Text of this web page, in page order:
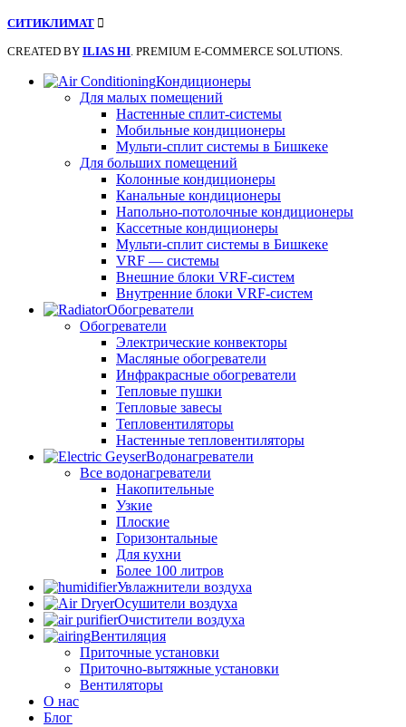
СИТИКЛИМАТ
CREATED BY ILIAS HI. PREMIUM E-COMMERCE SOLUTIONS.
Кондиционеры
Для малых помещений
Настенные сплит-системы
Мобильные кондиционеры
Мульти-сплит системы в Бишкеке
Для больших помещений
Колонные кондиционеры
Канальные кондиционеры
Напольно-потолочные кондиционеры
Кассетные кондиционеры
Мульти-сплит системы в Бишкеке
VRF — системы
Внешние блоки VRF-систем
Внутренние блоки VRF-систем
Обогреватели
Обогреватели
Электрические конвекторы
Масляные обогреватели
Инфракрасные обогреватели
Тепловые пушки
Тепловые завесы
Тепловентиляторы
Настенные тепловентиляторы
Водонагреватели
Все водонагреватели
Накопительные
Узкие
Плоские
Горизонтальные
Для кухни
Более 100 литров
Увлажнители воздуха
Осушители воздуха
Очистители воздуха
Вентиляция
Приточные установки
Приточно-вытяжные установки
Вентиляторы
О нас
Блог